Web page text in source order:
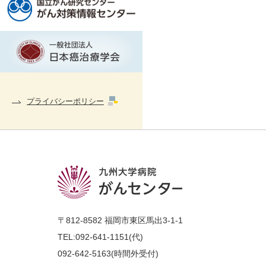
プライバシーポリシー
〒812-8582 福岡市東区馬出3-1-1
TEL:092-641-1151(代)
092-642-5163(時間外受付)